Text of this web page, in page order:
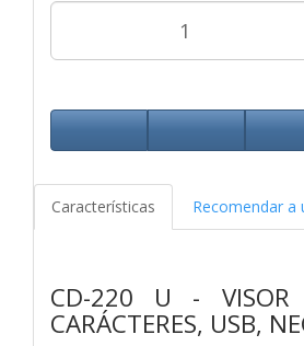
Características Recomendar a
CD-220 U - VISOR
CARÁCTERES, USB,